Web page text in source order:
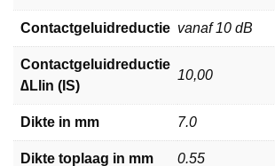
Contactgeluidreductie vanaf 10 dB
Contactgeluidreductie
∆Llin (IS)
10,00
Dikte in mm 7.0
Dikte toplaag in mm 0.55